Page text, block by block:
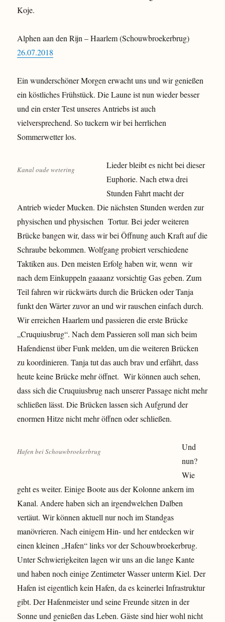
Koje.
Alphen aan den Rijn – Haarlem (Schouwbroekerbrug)
26.07.2018
Ein wunderschöner Morgen erwacht uns und wir genießen
ein köstliches Frühstück. Die Laune ist nun wieder besser
und ein erster Test unseres Antriebs ist auch
vielversprechend. So tuckern wir bei herrlichen
Sommerwetter los.
Kanal oude wetering
Lieder bleibt es nicht bei dieser
Euphorie. Nach etwa drei
Stunden Fahrt macht der
Antrieb wieder Mucken. Die nächsten Stunden werden zur
physischen und physischen Tortur. Bei jeder weiteren
Brücke bangen wir, dass wir bei Öffnung auch Kraft auf die
Schraube bekommen. Wolfgang probiert verschiedene
Taktiken aus. Den meisten Erfolg haben wir, wenn wir
nach dem Einkuppeln gaaaanz vorsichtig Gas geben. Zum
Teil fahren wir rückwärts durch die Brücken oder Tanja
funkt den Wärter zuvor an und wir rauschen einfach durch.
Wir erreichen Haarlem und passieren die erste Brücke
„Cruquiusbrug“. Nach dem Passieren soll man sich beim
Hafendienst über Funk melden, um die weiteren Brücken
zu koordinieren. Tanja tut das auch brav und erfährt, dass
heute keine Brücke mehr öffnet. Wir können auch sehen,
dass sich die Cruquiusbrug nach unserer Passage nicht mehr
schließen lässt. Die Brücken lassen sich Aufgrund der
enormen Hitze nicht mehr öffnen oder schließen.
Hafen bei Schouwbroekerbrug
Und
nun?
Wie
geht es weiter. Einige Boote aus der Kolonne ankern im
Kanal. Andere haben sich an irgendwelchen Dalben
vertäut. Wir können aktuell nur noch im Standgas
manövrieren. Nach einigem Hin- und her entdecken wir
einen kleinen „Hafen“ links vor der Schouwbroekerbrug.
Unter Schwierigkeiten lagen wir uns an die lange Kante
und haben noch einige Zentimeter Wasser unterm Kiel. Der
Hafen ist eigentlich kein Hafen, da es keinerlei Infrastruktur
gibt. Der Hafenmeister und seine Freunde sitzen in der
Sonne und genießen das Leben. Gäste sind hier wohl nicht